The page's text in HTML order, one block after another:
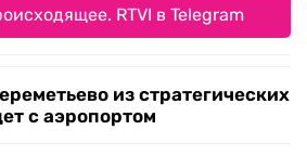
RTVI в Telegram
из стратегических
с аэропортом